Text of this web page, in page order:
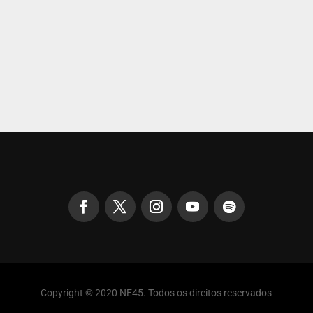
Copyright © 2020 NE45. Todos os direitos reservados